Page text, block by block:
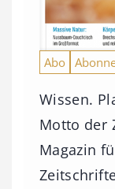
Abo
Wissen.
Motto der
Magazin